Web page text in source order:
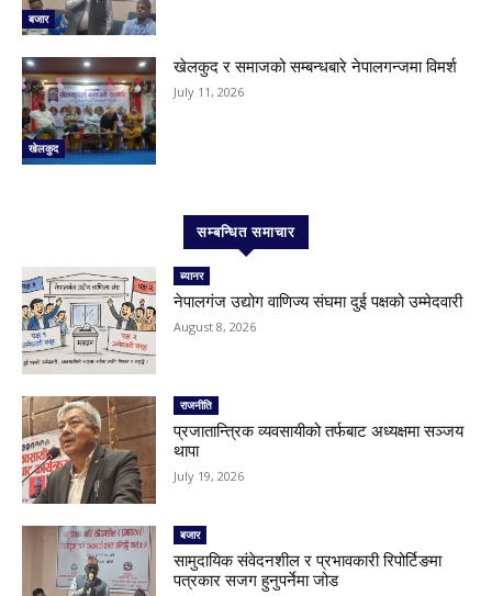
बजार
खेलकुद
खेलकुद र समाजको सम्बन्धबारे नेपालगन्जमा विमर्श
July 11, 2026
सम्बन्धित समाचार
ब्यानर
नेपालगंज उद्योग वाणिज्य संघमा दुई पक्षको उम्मेदवारी
August 8, 2026
राजनीति
प्रजातान्त्रिक व्यवसायीको तर्फबाट अध्यक्षमा सञ्जय
थापा
July 19, 2026
बजार
सामुदायिक संवेदनशील र प्रभावकारी रिपोर्टिङमा
पत्रकार सजग हुनुपर्नेमा जोड